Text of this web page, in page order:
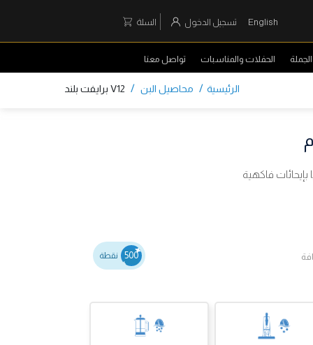
English تسجيل الدخول السلة
الحفلات والمناسبات تواصل معنا
الرئيسية / محاصيل البن / V12 برايفت بلند
فاكهية
500 نقطة